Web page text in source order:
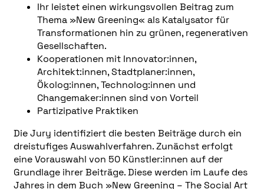
Ihr leistet einen wirkungsvollen Beitrag zum
Thema »New Greening« als Katalysator für
Transformationen hin zu grünen, regenerativen
Gesellschaften.
Kooperationen mit Innovator:innen,
Architekt:innen, Stadtplaner:innen,
Ökolog:innen, Technolog:innen und
Changemaker:innen sind von Vorteil
Partizipative Praktiken
Die Jury identifiziert die besten Beiträge durch ein
dreistufiges Auswahlverfahren. Zunächst erfolgt
eine Vorauswahl von 50 Künstler:innen auf der
Grundlage ihrer Beiträge. Diese werden im Laufe des
Jahres in dem Buch »New Greening – The Social Art